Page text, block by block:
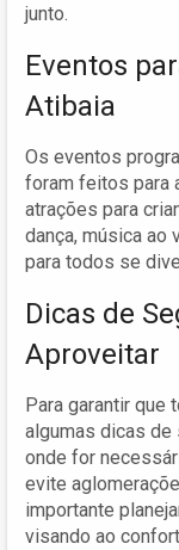
junto.
Eventos
Atibaia
Os eventos
foram feitos para
atrações para
dança, música ao
para todos se
Dicas de
Aproveitar
Para garantir que
algumas dicas de
onde for
evite
importante
visando ao